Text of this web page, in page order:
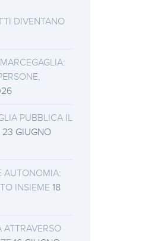
DIVENTANO
PUBBLICA IL
23 GIUGNO
AUTONOMIA:
INSIEME 18